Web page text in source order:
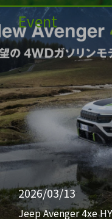
Event
2026/03/13
Jeep Avenger 4xe